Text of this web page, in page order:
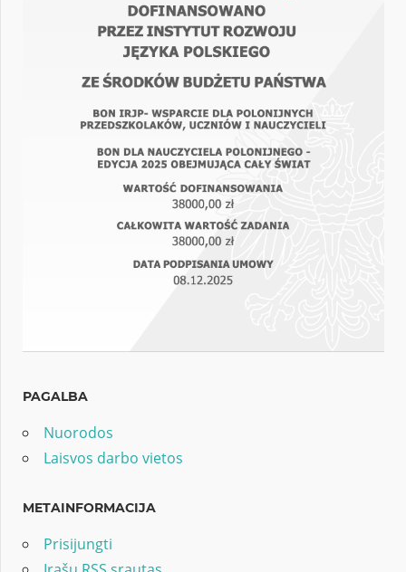
PAGALBA
Nuorodos
Laisvos darbo vietos
METAINFORMACIJA
Prisijungti